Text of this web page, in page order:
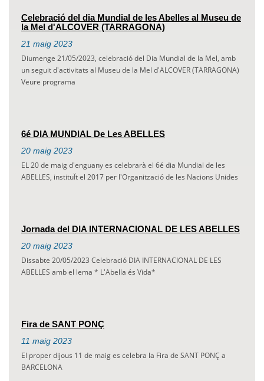
Celebració del dia Mundial de les Abelles al Museu de
la Mel d'ALCOVER (TARRAGONA)
21 maig 2023
Diumenge 21/05/2023, celebració del Dia Mundial de la Mel, amb
un seguit d'activitats al Museu de la Mel d'ALCOVER (TARRAGONA)
Veure programa
6é DIA MUNDIAL De Les ABELLES
20 maig 2023
EL 20 de maig d'enguany es celebrarà el 6é dia Mundial de les
ABELLES, instituÏt el 2017 per l'Organització de les Nacions Unides
Jornada del DIA INTERNACIONAL DE LES ABELLES
20 maig 2023
Dissabte 20/05/2023 Celebració DIA INTERNACIONAL DE LES
ABELLES amb el lema * L'Abella és Vida*
Fira de SANT PONÇ
11 maig 2023
El proper dijous 11 de maig es celebra la Fira de SANT PONÇ a
BARCELONA